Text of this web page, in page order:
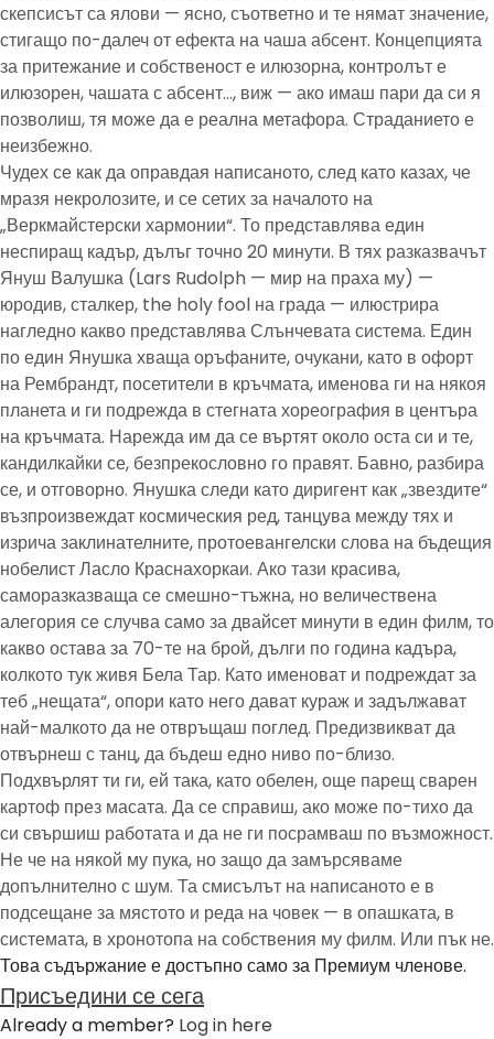
скепсисът са ялови — ясно, съответно и те нямат значение,
стигащо по-далеч от ефекта на чаша абсент. Концепцията
за притежание и собственост е илюзорна, контролът е
илюзорен, чашата с абсент…, виж — ако имаш пари да си я
позволиш, тя може да е реална метафора. Страданието е
неизбежно.
Чудех се как да оправдая написаното, след като казах, че
мразя некролозите, и се сетих за началото на
„Веркмайстерски хармонии“. То представлява един
неспиращ кадър, дълъг точно 20 минути. В тях разказвачът
Януш Валушка (Lars Rudolph — мир на праха му) —
юродив, сталкер, the holy fool на града — илюстрира
нагледно какво представлява Слънчевата система. Един
по един Янушка хваща оръфаните, очукани, като в офорт
на Рембрандт, посетители в кръчмата, именова ги на някоя
планета и ги подрежда в стегната хореография в центъра
на кръчмата. Нарежда им да се въртят около оста си и те,
кандилкайки се, безпрекословно го правят. Бавно, разбира
се, и отговорно. Янушка следи като диригент как „звездите“
възпроизвеждат космическия ред, танцува между тях и
изрича заклинателните, протоевангелски слова на бъдещия
нобелист Ласло Краснахоркаи. Ако тази красива,
саморазказваща се смешно-тъжна, но величествена
алегория се случва само за двайсет минути в един филм, то
какво остава за 70-те на брой, дълги по година кадъра,
колкото тук живя Бела Тар. Като именоват и подреждат за
теб „нещата“, опори като него дават кураж и задължават
най-малкото да не отвръщаш поглед. Предизвикват да
отвърнеш с танц, да бъдеш едно ниво по-близо.
Подхвърлят ти ги, ей така, като обелен, още парещ сварен
картоф през масата. Да се справиш, ако може по-тихо да
си свършиш работата и да не ги посрамваш по възможност.
Не че на някой му пука, но защо да замърсяваме
допълнително с шум. Та смисълът на написаното е в
подсещане за мястото и реда на човек — в опашката, в
системата, в хронотопа на собствения му филм. Или пък не.
Това съдържание е достъпно само за Премиум членове.
Присъедини се сега
Already a member? Log in here